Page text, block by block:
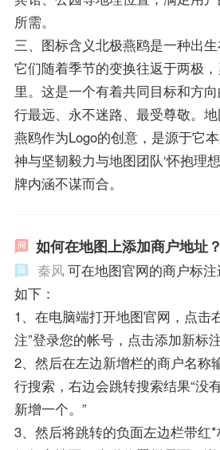
所需。
三、图标含义北极燕鸥是一种出生
它们随着季节的变换往返于两极
里。这是一个有着共同目标和方
行最远、永不迷路、最受尊敬。
燕鸥作为Logo的创意，是源于它
神与坚韧毅力与地图团队‘怀抱理
牌内涵不谋而合。
如何在地图上添加商户地址？
秦风 可在地图官网的商户标
如下：
1、在电脑端打开地图官网，点击
注”登录您的帐号，点击添加新标注
2、然后在左边新增栏的商户名称
行搜索，右边会跳转搜索结果“没
新增一个。”
3、然后将跳转的负面左边栏带红